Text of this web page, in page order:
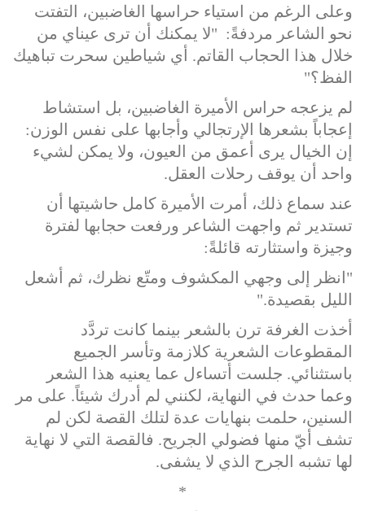
وعلى الرغم من استياء حراسها الغاضبين، التفتت
نحو الشاعر مردفةً: "لا يمكنك أن ترى عيناي من
خلال هذا الحجاب القاتم. أي شياطين سحرت تباهيك
الفظ؟"
لم يزعجه حراس الأميرة الغاضبين، بل استشاط
إعجاباً بشعرها الإرتجالي وأجابها على نفس الوزن:
إن الخيال يرى أعمق من العيون، ولا يمكن لشيء
واحد أن يوقف رحلات العقل.
عند سماع ذلك، أمرت الأميرة كامل حاشيتها أن
تستدير ثم واجهت الشاعر ورفعت حجابها لفترة
وجيزة واستثارته قائلةً:
"انظر إلى وجهي المكشوف ومتّع نظرك، ثم أشعل
الليل بقصيدة."
أخذت الغرفة ترن بالشعر بينما كانت تردَّد
المقطوعات الشعرية كلازمة وتأسر الجميع
باستثنائي. جلست أتساءل عما يعنيه هذا الشعر
وعما حدث في النهاية، لكنني لم أدرك شيئاً. على مر
السنين، حلمت بنهايات عدة لتلك القصة لكن لم
تشف أيّ منها فضولي الجريح. فالقصة التي لا نهاية
لها تشبه الجرح الذي لا يشفى.
*